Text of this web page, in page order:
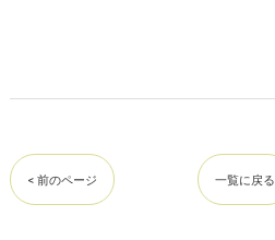
< 前のページ 一覧に戻る